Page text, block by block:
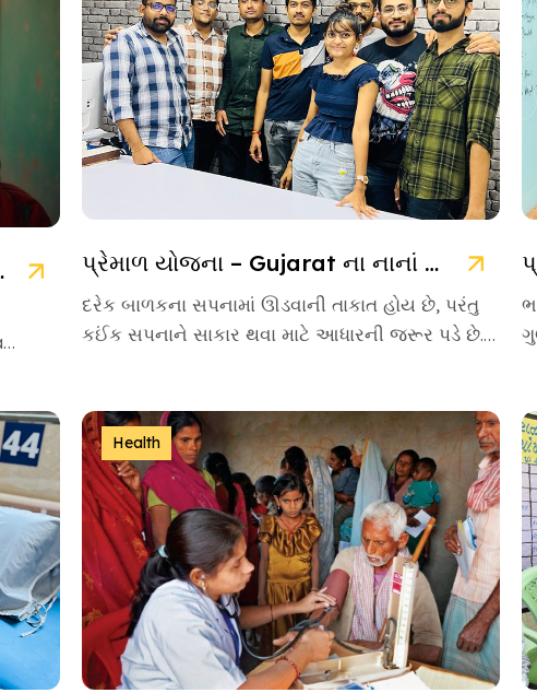
Service પ્રેમાળ યોજના – Gujarat ના નાનાં બાળકો માટે આશાની નવી કિરણ
દરેક બાળકના સપનામાં ઊડવાની તાકાત હોય છે, પરંતુ
કઈંક સપનાને સાકાર થવા માટે આધારની જરૂર પડે છે.
Health